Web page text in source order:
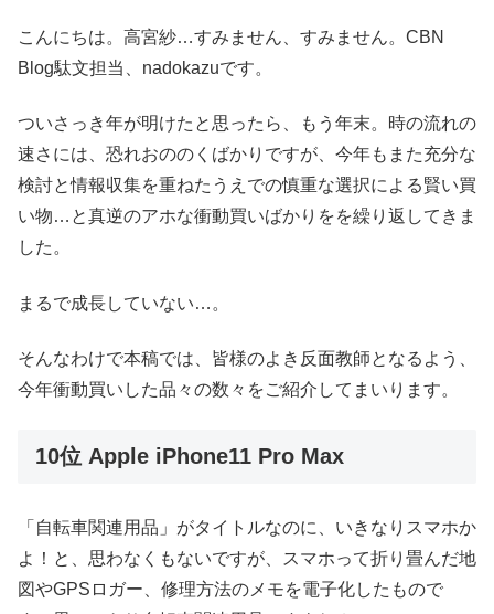
こんにちは。高宮紗…すみません、すみません。CBN
Blog駄文担当、nadokazuです。
ついさっき年が明けたと思ったら、もう年末。時の流れの
速さには、恐れおののくばかりですが、今年もまた充分な
検討と情報収集を重ねたうえでの慎重な選択による賢い買
い物…と真逆のアホな衝動買いばかりをを繰り返してきま
した。
まるで成長していない…。
そんなわけで本稿では、皆様のよき反面教師となるよう、
今年衝動買いした品々の数々をご紹介してまいります。
10位 Apple iPhone11 Pro Max
「自転車関連用品」がタイトルなのに、いきなりスマホか
よ！と、思わなくもないですが、スマホって折り畳んだ地
図やGPSロガー、修理方法のメモを電子化したもので